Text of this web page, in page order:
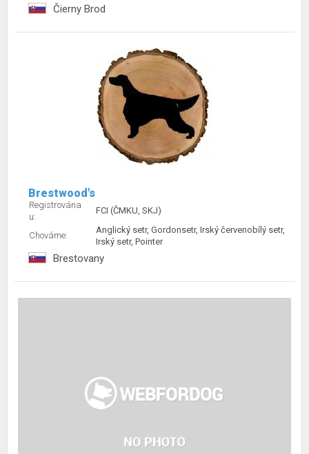
Čierny Brod
Brestwood's
Registrována
u:
FCI (ČMKU, SKJ)
Chováme:
Anglický setr, Gordonsetr, Irský červenobílý setr,
Irský setr, Pointer
Brestovany